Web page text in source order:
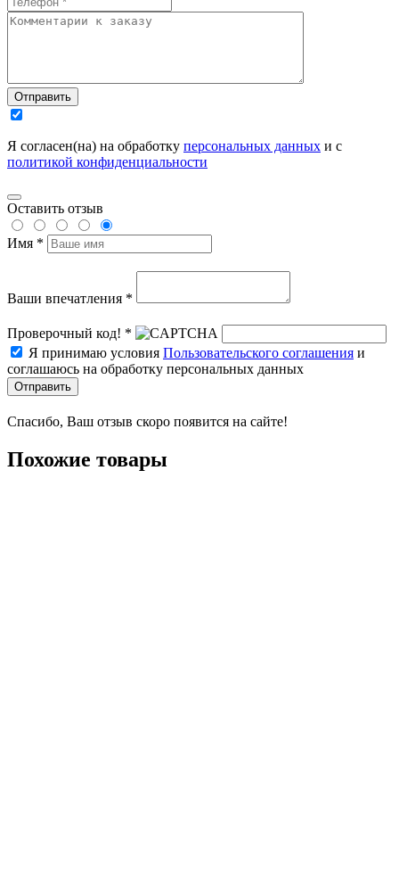
Отправить
Я согласен(на) на обработку персональных данных и с
политикой конфиденциальности
Оставить отзыв
Имя *
Ваши впечатления *
Проверочный код! *
Я принимаю условия Пользовательского соглашения и
соглашаюсь на обработку персональных данных
Отправить
Спасибо, Ваш отзыв скоро появится на сайте!
Похожие товары